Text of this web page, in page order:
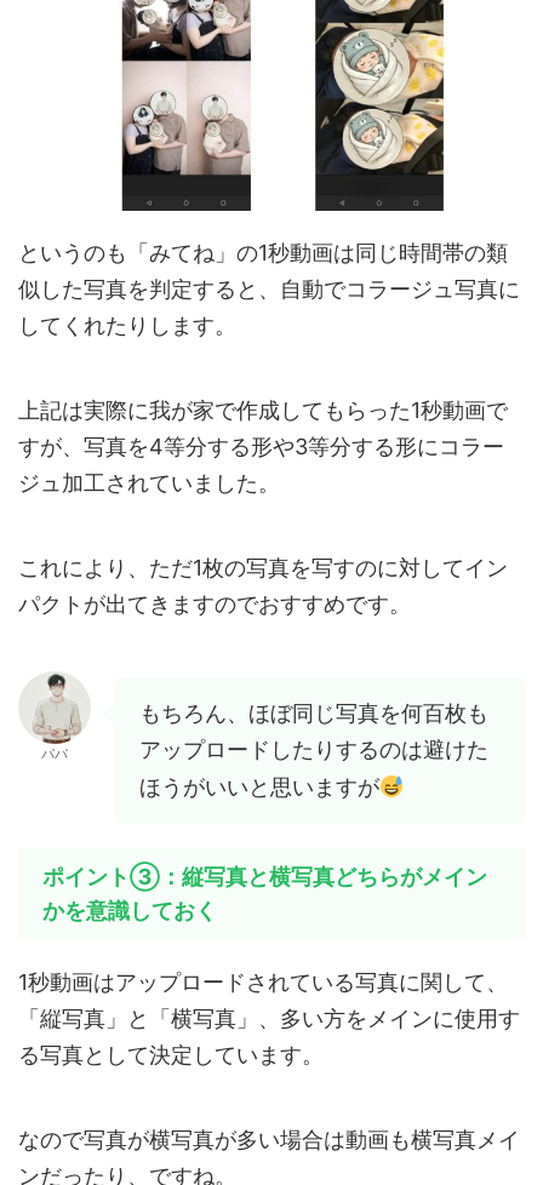
というのも「みてね」の1秒動画は同じ時間帯の類
似した写真を判定すると、自動でコラージュ写真に
してくれたりします。
上記は実際に我が家で作成してもらった1秒動画で
すが、写真を4等分する形や3等分する形にコラー
ジュ加工されていました。
これにより、ただ1枚の写真を写すのに対してイン
パクトが出てきますのでおすすめです。
パパ
もちろん、ほぼ同じ写真を何百枚も
アップロードしたりするのは避けた
ほうがいいと思いますが
ポイント③：縦写真と横写真どちらがメイン
かを意識しておく
1秒動画はアップロードされている写真に関して、
「縦写真」と「横写真」、多い方をメインに使用す
る写真として決定しています。
なので写真が横写真が多い場合は動画も横写真メイ
ンだったり、ですね。